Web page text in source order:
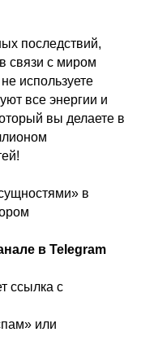
последствий,
связи с миром
используете
все энергии и
вы делаете в
в
в Telegram
ссылка с
или